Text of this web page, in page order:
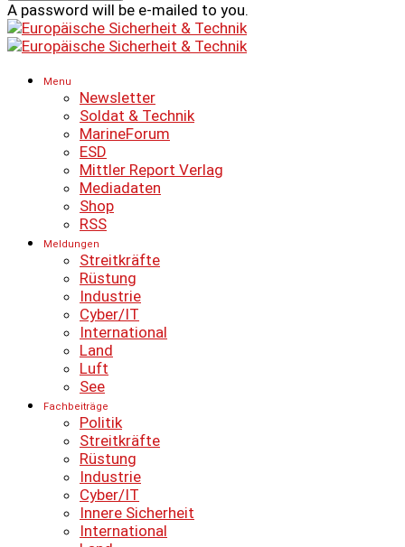
A password will be e-mailed to you.
Menu
Newsletter
Soldat & Technik
MarineForum
ESD
Mittler Report Verlag
Mediadaten
Shop
RSS
Meldungen
Streitkräfte
Rüstung
Industrie
Cyber/IT
International
Land
Luft
See
Fachbeiträge
Politik
Streitkräfte
Rüstung
Industrie
Cyber/IT
Innere Sicherheit
International